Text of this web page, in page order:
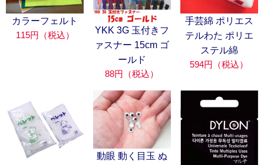
カラーフェルト
115円（税込）
YKK 3G 玉付きフ
ァスナー 15cm ゴ
ールド
88円（税込）
手芸綿 ポリエス
テルわた ポリエ
ステル綿
594円（税込）
動眼 動く目玉 ぬ